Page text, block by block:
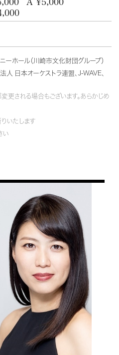
A ¥5,000
ーホール（川崎市文化財団グループ）
日本オーケストラ連盟、J-WAVE、
更される場合もございます。あらかじめ
いたします
い